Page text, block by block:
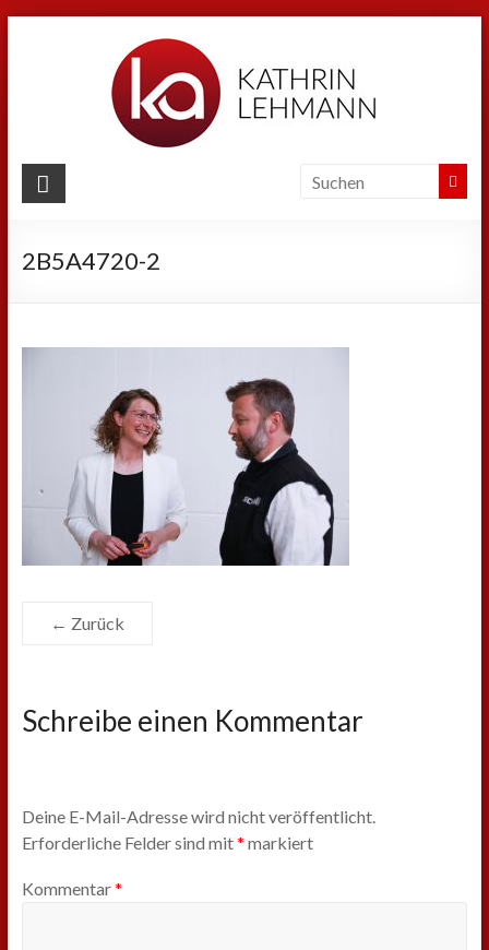
Kathrin
Sport
2B5A4720-2
← Zurück
Schreibe einen Kommentar
Deine E-Mail-Adresse wird nicht veröffentlicht.
Erforderliche Felder sind mit* markiert
Kommentar*